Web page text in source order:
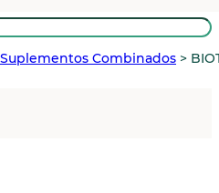
Suplementos Combinados >